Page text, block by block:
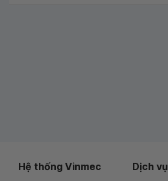
Hệ thống Vinmec Dịch vụ